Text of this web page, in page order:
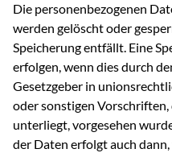
Die personenbezogenen
werden gelöscht oder
Speicherung entfällt. Eine
erfolgen, wenn dies durch
Gesetzgeber in
oder sonstigen
unterliegt, vorgesehen
der Daten erfolgt auch